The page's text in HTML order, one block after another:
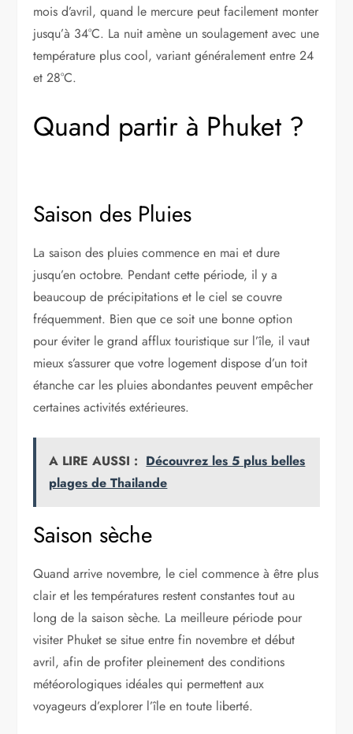
mois d’avril, quand le mercure peut facilement monter
jusqu’à 34°C. La nuit amène un soulagement avec une
température plus cool, variant généralement entre 24
et 28°C.
Quand partir à Phuket ?
Saison des Pluies
La saison des pluies commence en mai et dure
jusqu’en octobre. Pendant cette période, il y a
beaucoup de précipitations et le ciel se couvre
fréquemment. Bien que ce soit une bonne option
pour éviter le grand afflux touristique sur l’île, il vaut
mieux s’assurer que votre logement dispose d’un toit
étanche car les pluies abondantes peuvent empêcher
certaines activités extérieures.
A LIRE AUSSI : Découvrez les 5 plus belles
plages de Thailande
Saison sèche
Quand arrive novembre, le ciel commence à être plus
clair et les températures restent constantes tout au
long de la saison sèche. La meilleure période pour
visiter Phuket se situe entre fin novembre et début
avril, afin de profiter pleinement des conditions
météorologiques idéales qui permettent aux
voyageurs d’explorer l’île en toute liberté.